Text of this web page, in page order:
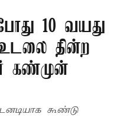
10 வயது
தின்ற
கண்முன்
கூண்டு